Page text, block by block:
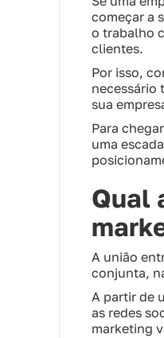
começar a
o trabalho
clientes.
Por isso,
necessário
sua
Para
uma
Qual
A união
conjunta,
A partir de
as redes
marketing